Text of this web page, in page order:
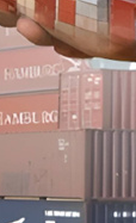
军代言人：运动